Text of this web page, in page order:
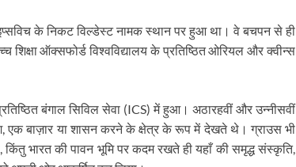
के निकट विल्डेस्ट नामक स्थान पर हुआ था। वे बचपन से ही
ऑक्सफोर्ड विश्वविद्यालय के प्रतिष्ठित ओरियल और क्वीन्स
बंगाल सिविल सेवा (ICS) में हुआ। अठारहवीं और उन्नीसवीं
एक बाज़ार या शासन करने के क्षेत्र के रूप में देखते थे। ग्राउस भी
भारत की पावन भूमि पर कदम रखते ही यहाँ की समृद्ध संस्कृति,